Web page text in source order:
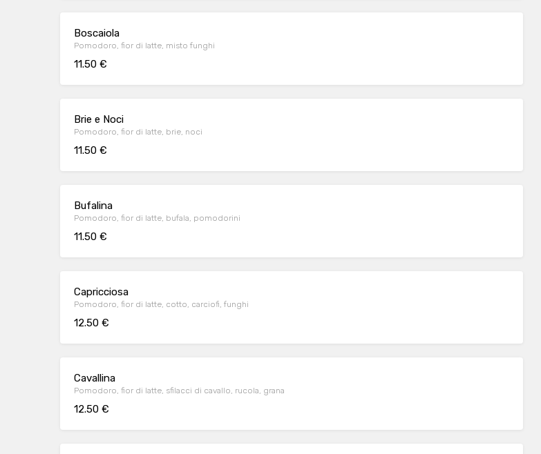
Boscaiola
Pomodoro, fior di latte, misto funghi
11.50 €
Brie e Noci
Pomodoro, fior di latte, brie, noci
11.50 €
Bufalina
Pomodoro, fior di latte, bufala, pomodorini
11.50 €
Capricciosa
Pomodoro, fior di latte, cotto, carciofi, funghi
12.50 €
Cavallina
Pomodoro, fior di latte, sfilacci di cavallo, rucola, grana
12.50 €